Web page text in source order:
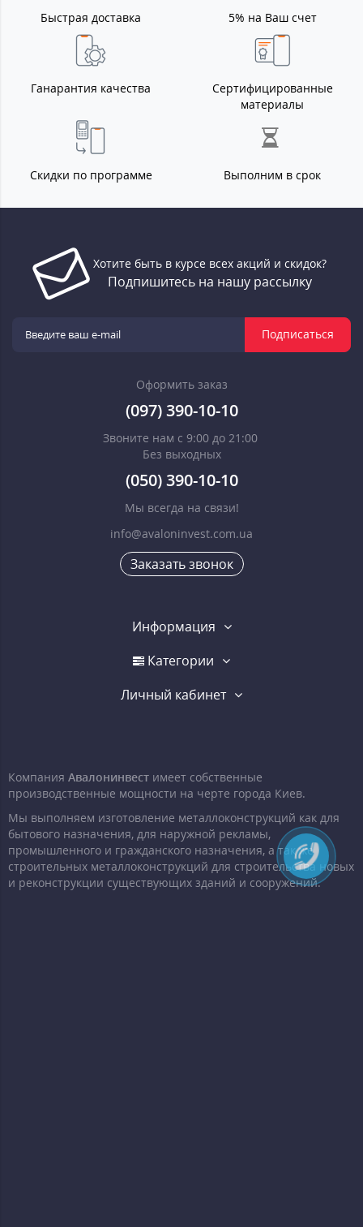
Быстрая доставка 5% на Ваш счет
Ганарантия качества
Сертифицированные
материалы
Скидки по программе Выполним в срок
Хотите быть в курсе всех акций и скидок?
Подпишитесь на нашу рассылку
Подписаться
Оформить заказ
(097) 390-10-10
Звоните нам с 9:00 до 21:00
Без выходных
(050) 390-10-10
Мы всегда на связи!
info@avaloninvest.com.ua
Заказать звонок
Информация
Категории
Личный кабинет
Компания Авалонинвест имеет собственные
производственные мощности на черте города Киев.
Мы выполняем изготовление металлоконструкций как для
бытового назначения, для наружной рекламы,
промышленного и гражданского назначения, а так же
строительных металлоконструкций для строительства новых
и реконструкции существующих зданий и сооружений.